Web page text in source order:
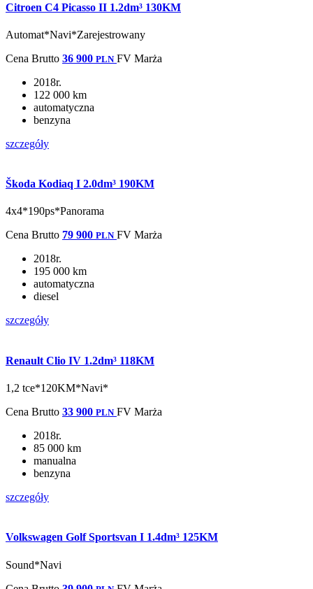
Citroen C4 Picasso II 1.2dm³ 130KM
Automat*Navi*Zarejestrowany
Cena Brutto 36 900 PLN FV Marża
2018r.
122 000 km
automatyczna
benzyna
szczegóły
Škoda Kodiaq I 2.0dm³ 190KM
4x4*190ps*Panorama
Cena Brutto 79 900 PLN FV Marża
2018r.
195 000 km
automatyczna
diesel
szczegóły
Renault Clio IV 1.2dm³ 118KM
1,2 tce*120KM*Navi*
Cena Brutto 33 900 PLN FV Marża
2018r.
85 000 km
manualna
benzyna
szczegóły
Volkswagen Golf Sportsvan I 1.4dm³ 125KM
Sound*Navi